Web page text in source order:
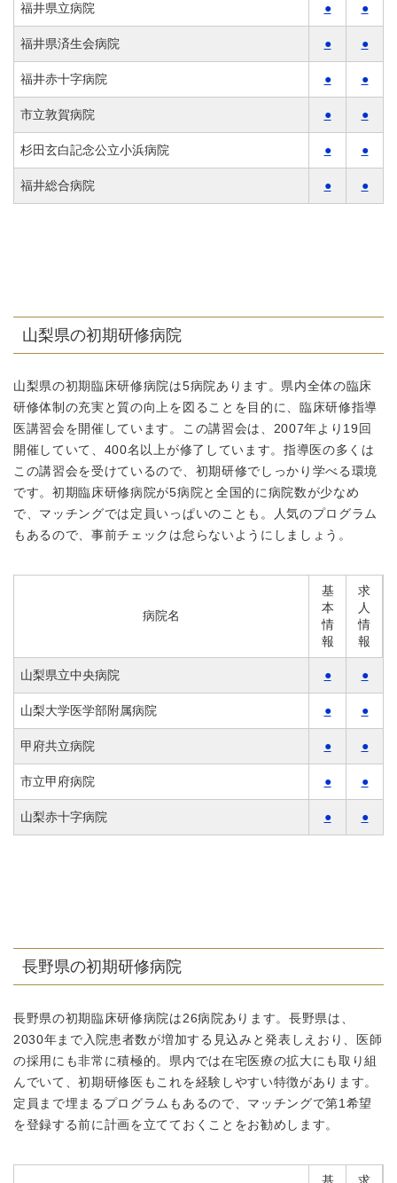
福井県立病院 ● ●
福井県済生会病院 ● ●
福井赤十字病院 ● ●
市立敦賀病院 ● ●
杉田玄白記念公立小浜病院 ● ●
福井総合病院 ● ●
山梨県の初期研修病院
山梨県の初期臨床研修病院は5病院あります。県内全体の臨床
研修体制の充実と質の向上を図ることを目的に、臨床研修指導
医講習会を開催しています。この講習会は、2007年より19回
開催していて、400名以上が修了しています。指導医の多くは
この講習会を受けているので、初期研修でしっかり学べる環境
です。初期臨床研修病院が5病院と全国的に病院数が少なめ
で、マッチングでは定員いっぱいのことも。人気のプログラム
もあるので、事前チェックは怠らないようにしましょう。
病院名
基
本
情
報
求
人
情
報
山梨県立中央病院 ● ●
山梨大学医学部附属病院 ● ●
甲府共立病院 ● ●
市立甲府病院 ● ●
山梨赤十字病院 ● ●
長野県の初期研修病院
長野県の初期臨床研修病院は26病院あります。長野県は、
2030年まで入院患者数が増加する見込みと発表しえおり、医師
の採用にも非常に積極的。県内では在宅医療の拡大にも取り組
んでいて、初期研修医もこれを経験しやすい特徴があります。
定員まで埋まるプログラムもあるので、マッチングで第1希望
を登録する前に計画を立てておくことをお勧めします。
基 求